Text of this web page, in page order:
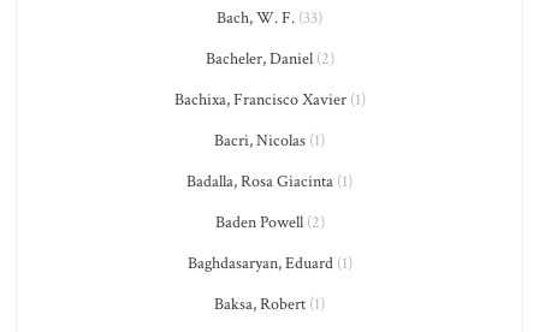
Bach, W. F. (33)
Bacheler, Daniel(2)
Bachixa, Francisco Xavier(1)
Bacri, Nicolas (1)
Badalla, Rosa Giacinta (1)
Baden Powell(2)
Baghdasaryan, Eduard(1)
Baksa, Robert (1)